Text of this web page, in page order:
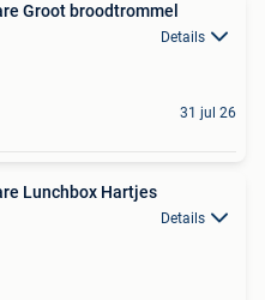
Groot broodtrommel
Details
31 jul 26
Lunchbox Hartjes
Details